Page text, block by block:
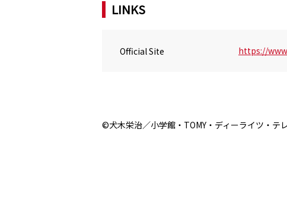
LINKS
Official Site https://
©犬木栄治／小学館・TOMY・ディーライツ・テ